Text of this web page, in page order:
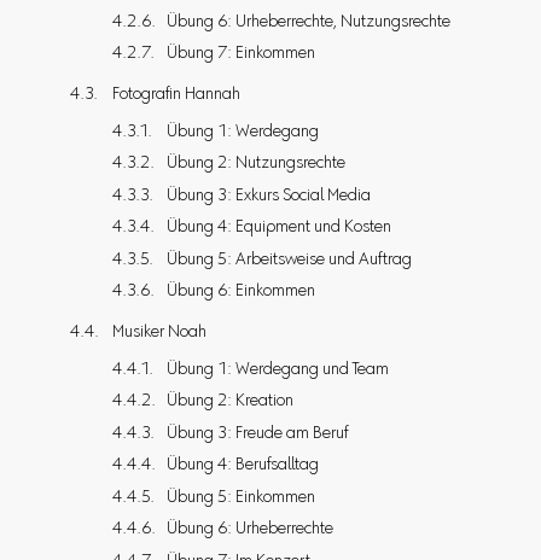
Übung 6: Urheberrechte, Nutzungsrechte
Übung 7: Einkommen
Fotografin Hannah
Übung 1: Werdegang
Übung 2: Nutzungsrechte
Übung 3: Exkurs Social Media
Übung 4: Equipment und Kosten
Übung 5: Arbeitsweise und Auftrag
Übung 6: Einkommen
Musiker Noah
Übung 1: Werdegang und Team
Übung 2: Kreation
Übung 3: Freude am Beruf
Übung 4: Berufsalltag
Übung 5: Einkommen
Übung 6: Urheberrechte